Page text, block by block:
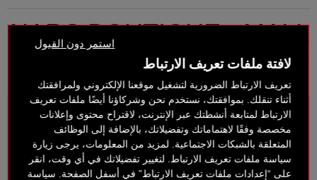
استمر دون القبول
لافتة ملفات تعريف الارتباط
تعريف الارتباط الضرورية لتشغيل موقعنا الإلكتروني ولمرافقتك
أثناء تنقلك. بموافقتك، نستخدم نحن وشركاؤنا أيضًا ملفات تعريف
الارتباط لمتابعة أنشطتك عبر الإنترنت، لاقتراح محتوى وإعلانات
مخصصة وفقًا لاهتماماتك وتفضيلاتك، بالإضافة إلى الوظائف
المتعلقة بالشبكات الاجتماعية. لمزيد من المعلومات، يرجى زيارة
سياسة ملفات تعريف الارتباط. لتغيير تفضيلاتك في أي وقت، انقر
على “إعدادات ملفات تعريف الارتباط” في أسفل الصفحة. سياسة
NARS BOUTIQUE - MALL
OF EMIRATES